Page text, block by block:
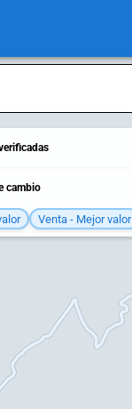
cambio
Venta - Mejor valor